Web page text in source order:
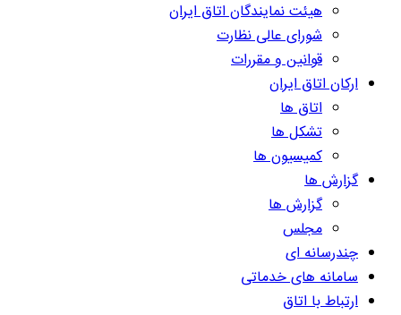
هیئت نمایندگان اتاق ایران
شورای عالی نظارت
قوانین و مقررات
ارکان اتاق ایران
اتاق ها
تشکل ها
کمیسیون ها
گزارش ها
گزارش ها
مجلس
چندرسانه ای
سامانه های خدماتی
ارتباط با اتاق